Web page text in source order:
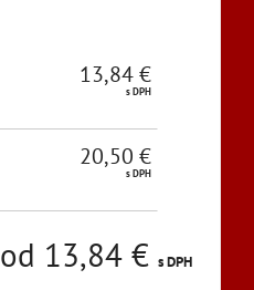
13,84 €
s DPH
20,50 €
s DPH
od 13,84 € s DPH